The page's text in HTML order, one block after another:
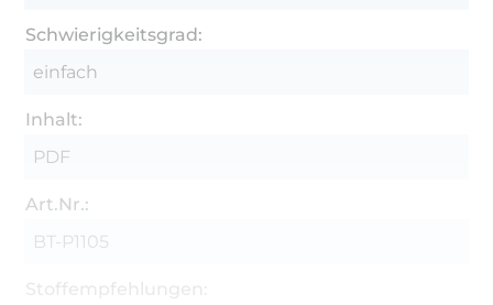
Schwierigkeitsgrad:
einfach
Inhalt:
PDF
Art.Nr.:
BT-P1105
Stoffempfehlungen: